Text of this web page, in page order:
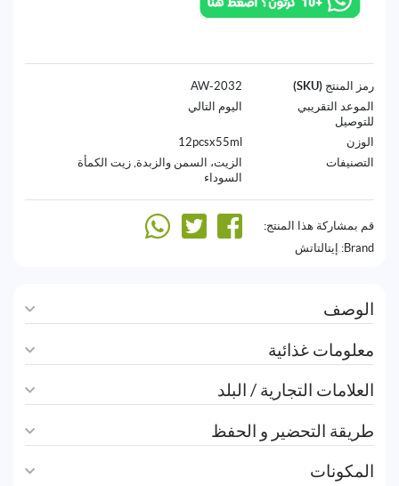
رمز المنتج (SKU)
2032-AW
الموعد التقريبي
للتوصيل
اليوم التالي
الوزن
12pcsx55ml
التصنيفات
الزيت، السمن والزبدة, زيت الكمأة
السوداء
قم بمشاركة هذا المنتج:
Brand:
إيتالتاتش
الوصف
معلومات غذائية
العلامات التجارية / البلد
طريقة التحضير و الحفظ
المكونات